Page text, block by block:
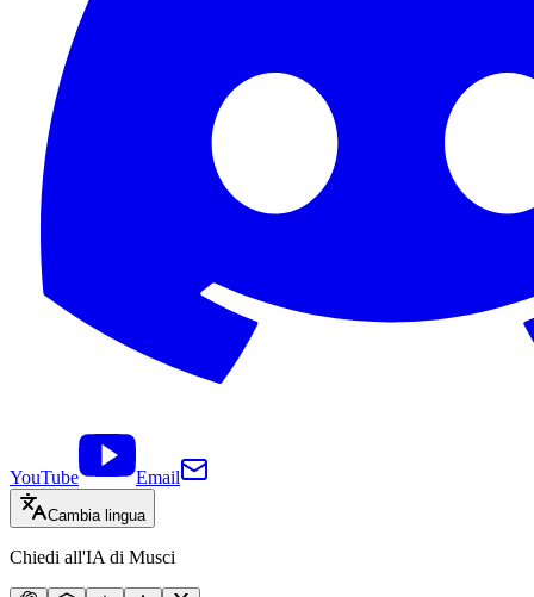
YouTube Email
Cambia lingua
Chiedi all'IA di Musci